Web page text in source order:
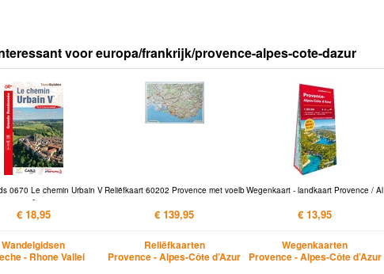
voor europa/frankrijk/provence-alpes-cote-dazur
0670 Le chemin Urbain V
-
€ 18,95
Wandelgidsen
- Rhone Vallei
Reliëfkaart 60202 Provence met voelb
€ 139,95
Reliëfkaarten
Provence - Alpes-Côte d’Azur
Wegenkaart - landkaart Provence / Al
€ 13,95
Wegenkaarten
Provence - Alpes-Côte d’Azur